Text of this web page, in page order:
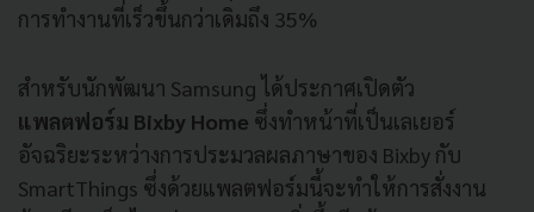
การทำงานที่เร็วขึ้นกว่าเดิมถึง 35%
สำหรับนักพัฒนา Samsung ได้ประกาศเปิดตัว
แพลตฟอร์ม Bixby Home ซึ่งทำหน้าที่เป็นเลเยอร์
อัจฉริยะระหว่างการประมวลผลภาษาของ Bixby กับ
SmartThings ซึ่งด้วยแพลตฟอร์มนี้จะทำให้การสั่งงาน